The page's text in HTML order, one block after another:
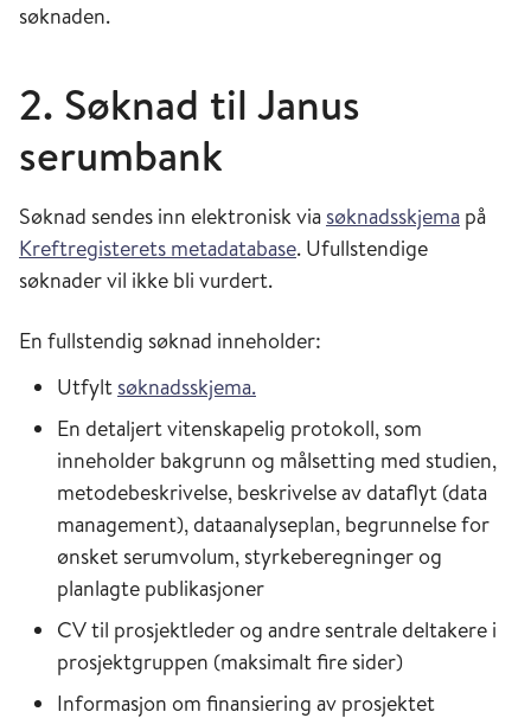
søknaden.
2. Søknad til Janus
serumbank
Søknad sendes inn elektronisk via søknadsskjema på
Kreftregisterets metadatabase. Ufullstendige
søknader vil ikke bli vurdert.
En fullstendig søknad inneholder:
Utfylt søknadsskjema.
En detaljert vitenskapelig protokoll, som
inneholder bakgrunn og målsetting med studien,
metodebeskrivelse, beskrivelse av dataflyt (data
management), dataanalyseplan, begrunnelse for
ønsket serumvolum, styrkeberegninger og
planlagte publikasjoner
CV til prosjektleder og andre sentrale deltakere i
prosjektgruppen (maksimalt fire sider)
Informasjon om finansiering av prosjektet